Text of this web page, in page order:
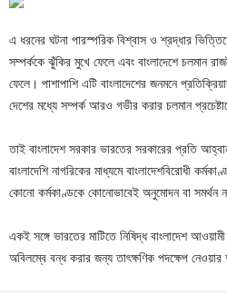
এ ধরনের ঘটনা পারস্পরিক বিশ্বাস ও শ্রদ্ধার
সম্পর্ককে ঝুঁকির মুখে ফেলে এবং বাংলাদেশে চলমান
ফেলে। পাশাপাশি এটি বাংলাদেশের জনমনে
দেশের মধ্যে সম্পর্ক আরও গভীর করার চলমান
তাই বাংলাদেশ সরকার ভারতের সরকারের প্রতি
বাংলাদেশি নাগরিকের মাধ্যমে বাংলাদেশবিরোধী
কোনো কর্মকাণ্ডকে কোনোভাবেই অনুমোদন বা সমর্থন
একই সঙ্গে ভারতের মাটিতে নিষিদ্ধ বাংলাদেশ
অবিলম্বে বন্ধ করার জন্য তাৎক্ষণিক পদক্ষেপ